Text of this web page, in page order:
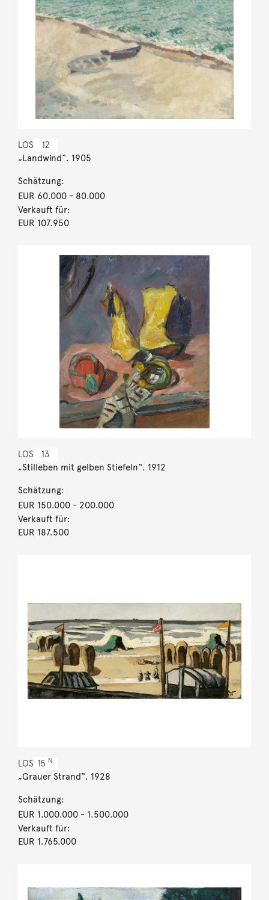
LOS 12
„Landwind“. 1905
Schätzung:
EUR 60.000- 80.000
Verkauft für:
EUR 107.950
LOS 13
„Stilleben mit gelben Stiefeln“. 1912
Schätzung:
EUR 150.000- 200.000
Verkauft für:
EUR 187.500
LOS 15 N
„Grauer Strand“. 1928
Schätzung:
EUR 1.000.000- 1.500.000
Verkauft für:
EUR 1.765.000